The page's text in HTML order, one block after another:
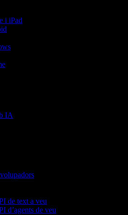
i iPad
IA
de text a veu
d’agents de veu